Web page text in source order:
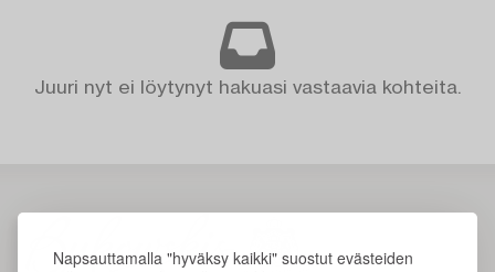
Napsauttamalla "hyväksy kaikki" suostut evästeiden
Juuri nyt ei löytynyt hakuasi vastaavia kohteita.